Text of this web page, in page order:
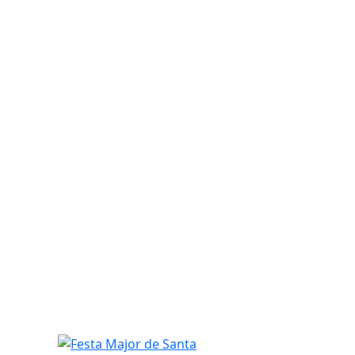
Festa Major de Santa Magdalena 2026